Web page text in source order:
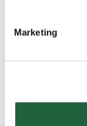
Marketing
30/06/2026
Avviso agli